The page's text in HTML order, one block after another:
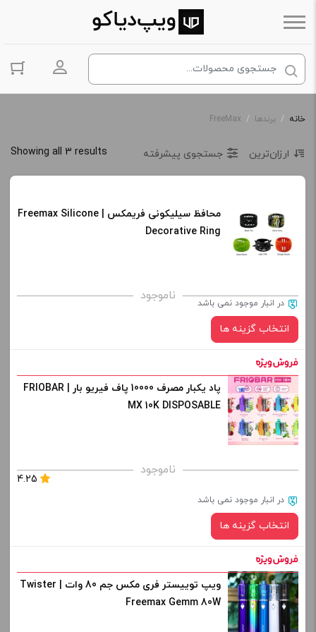
ورود به
خانه / برندها /
FreeMax
Showing all 3 results ارزان‌ترین جستجوی پیشرفته
محافظ سیلیکونی فریمکس | Freemax Silicone
Decorative Ring
ناموجود در انبار موجود نمی باشد
انتخاب گزینه ها
رنگ:
برای فعال شدن سبد خرید و نمایش قیمت ، گزینه های محصول را
+
پاد یکبار مصرف 10000 پاف فیریو بار | FRIOBAR
MX 10K DISPOSABLE
ناموجود
4.25
در انبار موجود نمی باشد
انتخاب گزینه ها
طعم:
ویپ توییستر فری مکس جم 80 وات | Twister
Freemax Gemm 80W